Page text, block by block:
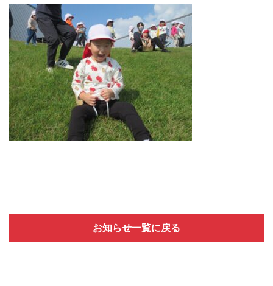
お知らせ一覧に戻る